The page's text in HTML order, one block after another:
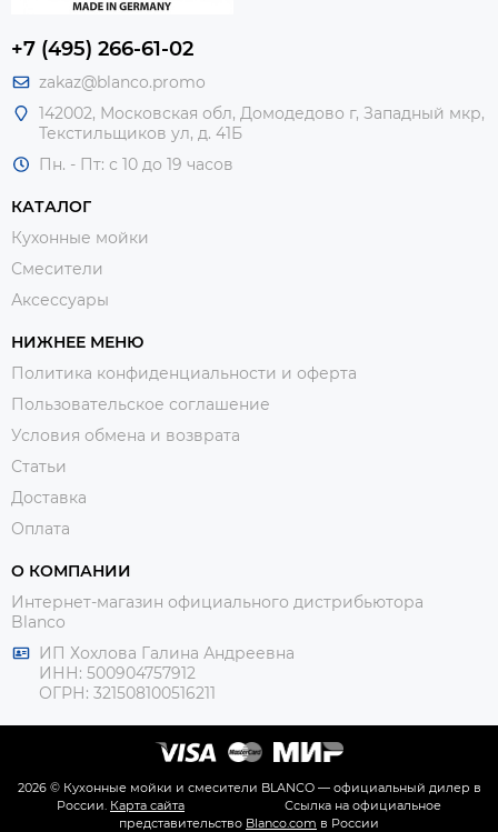
+7 (495) 266-61-02
zakaz@blanco.promo
142002, Московская обл, Домодедово г, Западный мкр,
Текстильщиков ул, д. 41Б
Пн. - Пт: с 10 до 19 часов
КАТАЛОГ
Кухонные мойки
Смесители
Аксессуары
НИЖНЕЕ МЕНЮ
Политика конфиденциальности и оферта
Пользовательское соглашение
Условия обмена и возврата
Статьи
Доставка
Оплата
О КОМПАНИИ
Интернет-магазин официального дистрибьютора
Blanco
ИП Хохлова Галина Андреевна
ИНН: 500904757912
ОГРН: 321508100516211
2026 © Кухонные мойки и смесители BLANCO — официальный дилер в
России. Карта сайта
Ссылка на официальное
представительство Blanco.com в России